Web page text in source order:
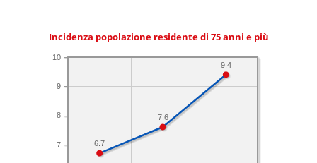
Incidenza popolazione residente di 75 anni e più
7
8
9
10
9.4
7.6
6.7